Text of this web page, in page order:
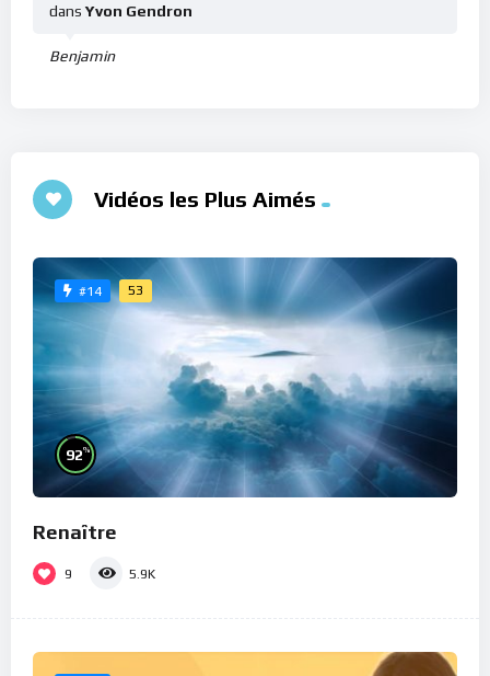
Benjamin
dans Yvon Gendron
Vidéos les Plus Aimés
#14 53
92%
Renaître
9 5.9K